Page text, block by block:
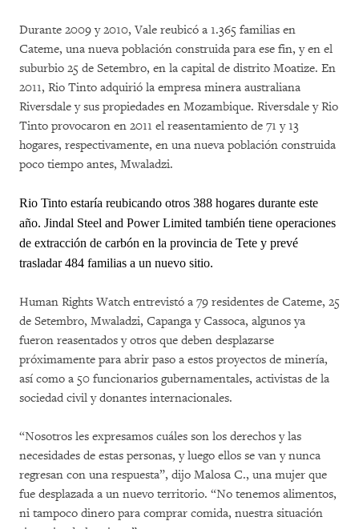
Durante 2009 y 2010, Vale reubicó a 1.365 familias en
Cateme, una nueva población construida para ese fin, y en el
suburbio 25 de Setembro, en la capital de distrito Moatize. En
2011, Rio Tinto adquirió la empresa minera australiana
Riversdale y sus propiedades en Mozambique. Riversdale y Rio
Tinto provocaron en 2011 el reasentamiento de 71 y 13
hogares, respectivamente, en una nueva población construida
poco tiempo antes, Mwaladzi.
Rio Tinto estaría reubicando otros 388 hogares durante este
año. Jindal Steel and Power Limited también tiene operaciones
de extracción de carbón en la provincia de Tete y prevé
trasladar 484 familias a un nuevo sitio.
Human Rights Watch entrevistó a 79 residentes de Cateme, 25
de Setembro, Mwaladzi, Capanga y Cassoca, algunos ya
fueron reasentados y otros que deben desplazarse
próximamente para abrir paso a estos proyectos de minería,
así como a 50 funcionarios gubernamentales, activistas de la
sociedad civil y donantes internacionales.
“Nosotros les expresamos cuáles son los derechos y las
necesidades de estas personas, y luego ellos se van y nunca
regresan con una respuesta”, dijo Malosa C., una mujer que
fue desplazada a un nuevo territorio. “No tenemos alimentos,
ni tampoco dinero para comprar comida, nuestra situación